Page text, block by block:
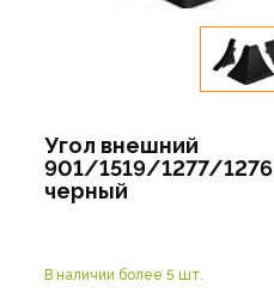
Угол внешний
901/1519/1277/1276
черный
В наличии более 5 шт.